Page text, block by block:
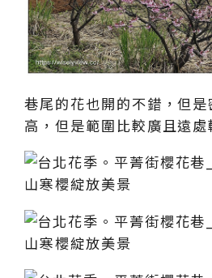
巷尾的花也開的不錯，但
高，但是範圍比較廣且遠處